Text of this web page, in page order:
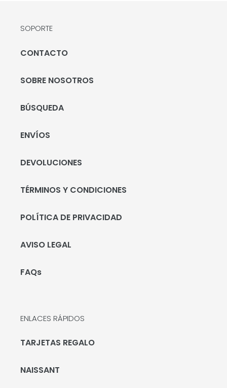
SOPORTE
CONTACTO
SOBRE NOSOTROS
BÚSQUEDA
ENVÍOS
DEVOLUCIONES
TÉRMINOS Y CONDICIONES
POLÍTICA DE PRIVACIDAD
AVISO LEGAL
FAQs
ENLACES RÁPIDOS
TARJETAS REGALO
NAISSANT